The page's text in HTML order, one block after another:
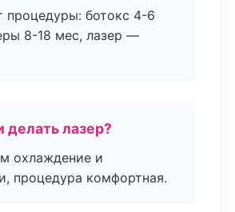
процедуры: ботокс 4-6
8-18 мес, лазер —
делать лазер?
охлаждение и
процедура комфортная.